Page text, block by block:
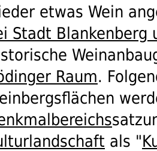
etwas Wein
Stadt Blankenberg
Raum.
als "